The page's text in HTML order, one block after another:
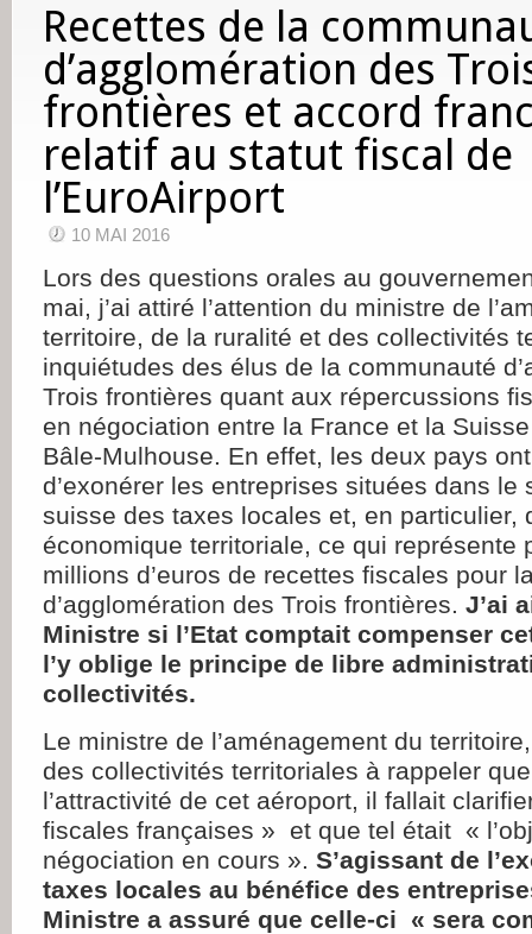
Recettes de la
d’agglomération des
frontières et accord
relatif au statut fiscal de
l’EuroAirport
10 MAI 2016
Lors des questions orales au
mai, j’ai attiré l’attention du ministre de
territoire, de la ruralité et des collectivités
inquiétudes des élus de la communauté
Trois frontières quant aux répercussions
en négociation entre la France et la
Bâle-Mulhouse. En effet, les deux pays
d’exonérer les entreprises situées dans le
suisse des taxes locales et, en particulier,
économique territoriale, ce qui représente
millions d’euros de recettes fiscales pour
d’agglomération des Trois frontières. J’ai
Ministre si l’Etat comptait compenser
l’y oblige le principe de libre
collectivités.
Le ministre de l’aménagement du
des collectivités territoriales à rappeler
l’attractivité de cet aéroport, il fallait
fiscales françaises » et que tel était «
négociation en cours ». S’agissant de
taxes locales au bénéfice des
Ministre a assuré que celle-ci « sera